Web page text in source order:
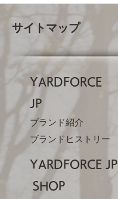
サイトマップ
YARDFORCE
JP​
ブランド紹介
ブランドヒストリー
YARDFORCE JP​
SHOP